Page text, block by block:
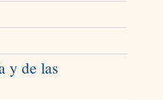
y de las